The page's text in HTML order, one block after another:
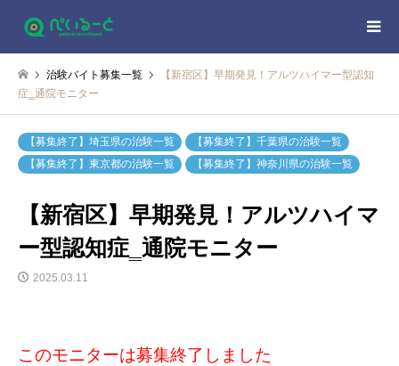
治験バイト募集一覧
【新宿区】早期発見！アルツハイマー型認知
症‗通院モニター
【募集終了】埼玉県の治験一覧
【募集終了】千葉県の治験一覧
【募集終了】東京都の治験一覧
【募集終了】神奈川県の治験一覧
【新宿区】早期発見！アルツハイマ
ー型認知症‗通院モニター
2025.03.11
このモニターは募集終了しました